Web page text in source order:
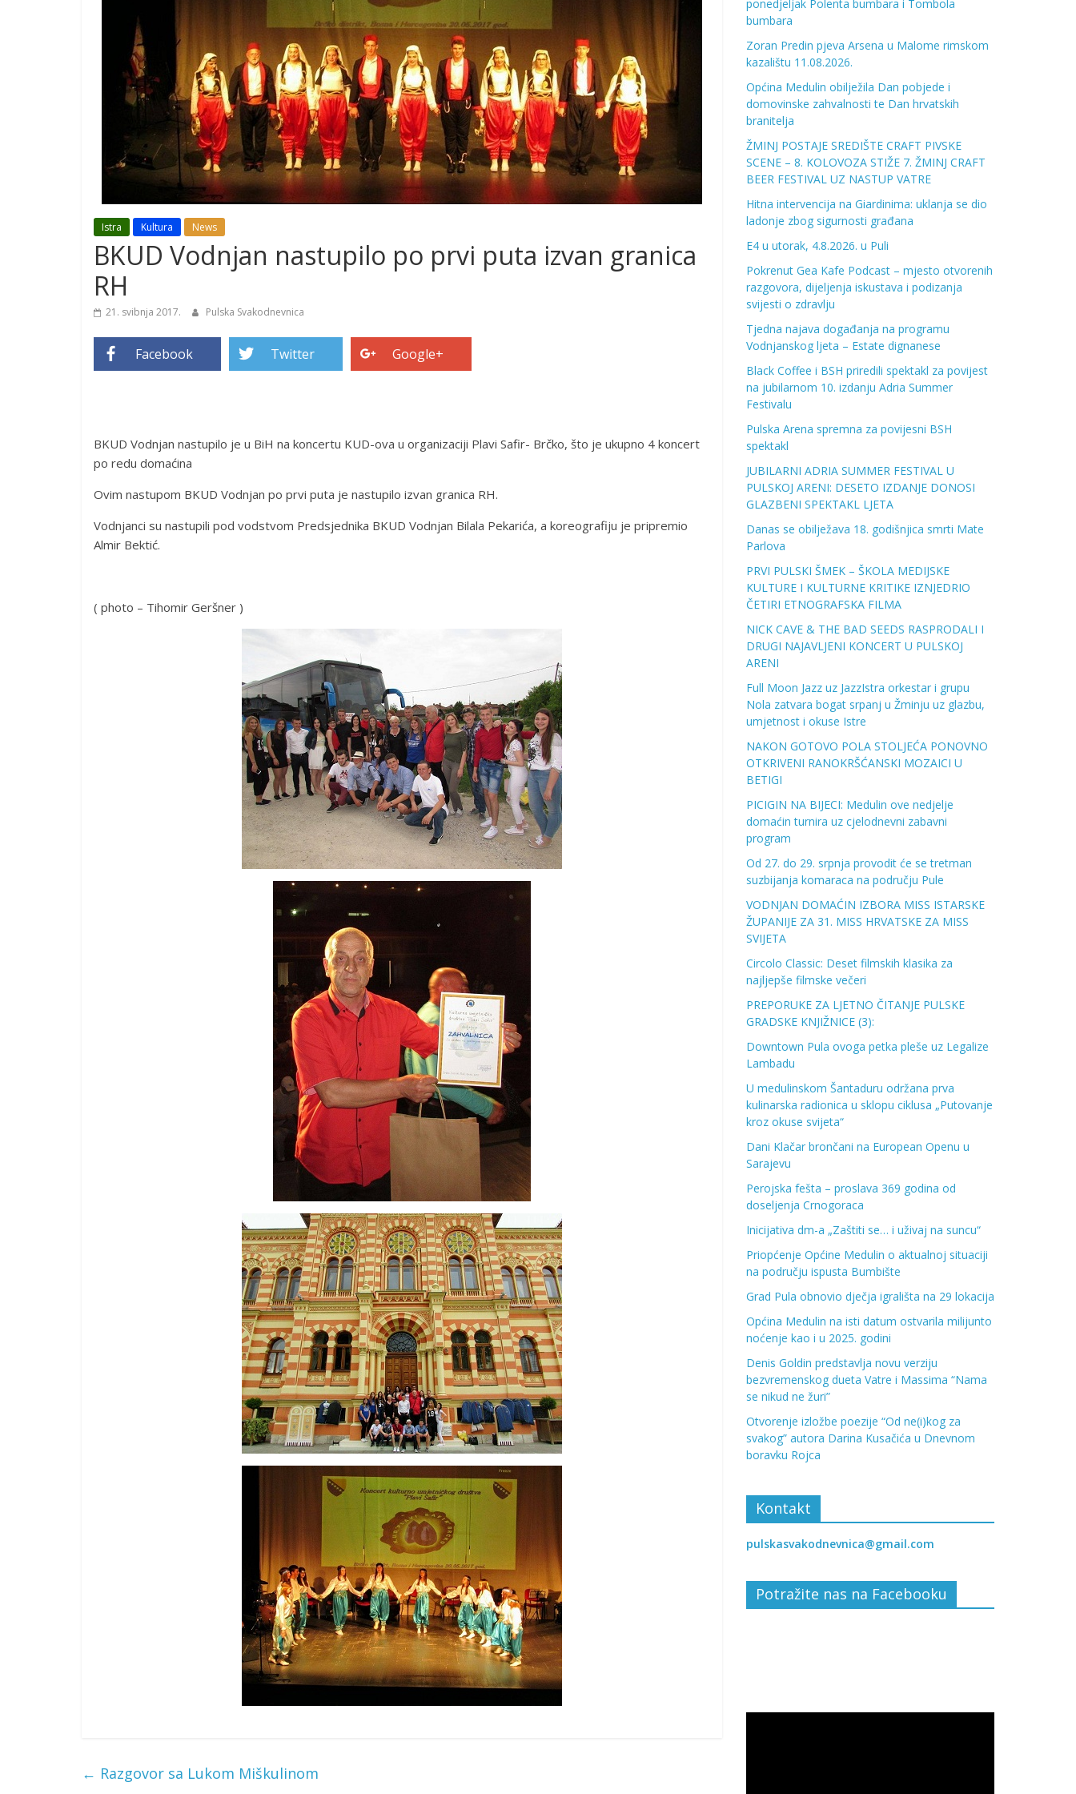
Istra Kultura News
BKUD Vodnjan nastupilo po prvi puta izvan granica
RH
21. svibnja 2017. Pulska Svakodnevnica
Facebook Twitter Google+
BKUD Vodnjan nastupilo je u BiH na koncertu KUD-ova u organizaciji Plavi Safir- Brčko, što je ukupno 4 koncert
po redu domaćina
Ovim nastupom BKUD Vodnjan po prvi puta je nastupilo izvan granica RH.
Vodnjanci su nastupili pod vodstvom Predsjednika BKUD Vodnjan Bilala Pekarića, a koreografiju je pripremio
Almir Bektić.
( photo – Tihomir Geršner )
← Razgovor sa Lukom Miškulinom
ponedjeljak Polenta bumbara i Tombola
bumbara
Zoran Predin pjeva Arsena u Malome rimskom
kazalištu 11.08.2026.
Općina Medulin obilježila Dan pobjede i
domovinske zahvalnosti te Dan hrvatskih
branitelja
ŽMINJ POSTAJE SREDIŠTE CRAFT PIVSKE
SCENE – 8. KOLOVOZA STIŽE 7. ŽMINJ CRAFT
BEER FESTIVAL UZ NASTUP VATRE
Hitna intervencija na Giardinima: uklanja se dio
ladonje zbog sigurnosti građana
E4 u utorak, 4.8.2026. u Puli
Pokrenut Gea Kafe Podcast – mjesto otvorenih
razgovora, dijeljenja iskustava i podizanja
svijesti o zdravlju
Tjedna najava događanja na programu
Vodnjanskog ljeta – Estate dignanese
Black Coffee i BSH priredili spektakl za povijest
na jubilarnom 10. izdanju Adria Summer
Festivalu
Pulska Arena spremna za povijesni BSH
spektakl
JUBILARNI ADRIA SUMMER FESTIVAL U
PULSKOJ ARENI: DESETO IZDANJE DONOSI
GLAZBENI SPEKTAKL LJETA
Danas se obilježava 18. godišnjica smrti Mate
Parlova
PRVI PULSKI ŠMEK – ŠKOLA MEDIJSKE
KULTURE I KULTURNE KRITIKE IZNJEDRIO
ČETIRI ETNOGRAFSKA FILMA
NICK CAVE & THE BAD SEEDS RASPRODALI I
DRUGI NAJAVLJENI KONCERT U PULSKOJ
ARENI
Full Moon Jazz uz JazzIstra orkestar i grupu
Nola zatvara bogat srpanj u Žminju uz glazbu,
umjetnost i okuse Istre
NAKON GOTOVO POLA STOLJEĆA PONOVNO
OTKRIVENI RANOKRŠĆANSKI MOZAICI U
BETIGI
PICIGIN NA BIJECI: Medulin ove nedjelje
domaćin turnira uz cjelodnevni zabavni
program
Od 27. do 29. srpnja provodit će se tretman
suzbijanja komaraca na području Pule
VODNJAN DOMAĆIN IZBORA MISS ISTARSKE
ŽUPANIJE ZA 31. MISS HRVATSKE ZA MISS
SVIJETA
Circolo Classic: Deset filmskih klasika za
najljepše filmske večeri
PREPORUKE ZA LJETNO ČITANJE PULSKE
GRADSKE KNJIŽNICE (3):
Downtown Pula ovoga petka pleše uz Legalize
Lambadu
U medulinskom Šantaduru održana prva
kulinarska radionica u sklopu ciklusa „Putovanje
kroz okuse svijeta“
Dani Klačar brončani na European Openu u
Sarajevu
Perojska fešta – proslava 369 godina od
doseljenja Crnogoraca
Inicijativa dm-a „Zaštiti se… i uživaj na suncu“
Priopćenje Općine Medulin o aktualnoj situaciji
na području ispusta Bumbište
Grad Pula obnovio dječja igrališta na 29 lokacija
Općina Medulin na isti datum ostvarila milijunto
noćenje kao i u 2025. godini
Denis Goldin predstavlja novu verziju
bezvremenskog dueta Vatre i Massima “Nama
se nikud ne žuri”
Otvorenje izložbe poezije “Od ne(i)kog za
svakog” autora Darina Kusačića u Dnevnom
boravku Rojca
Kontakt
pulskasvakodnevnica@gmail.com
Potražite nas na Facebooku